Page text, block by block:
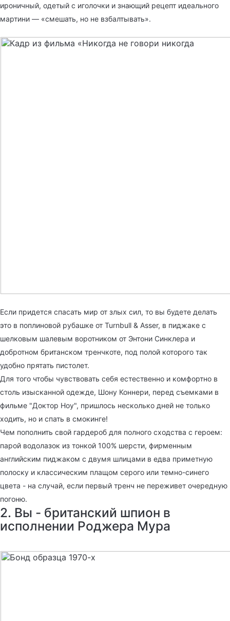
ироничный, одетый с иголочки и знающий рецепт идеального
мартини — «смешать, но не взбалтывать».
Если придется спасать мир от злых сил, то вы будете делать
это в поплиновой рубашке от Turnbull & Asser, в пиджаке с
шелковым шалевым воротником от Энтони Синклера и
добротном британском тренчкоте, под полой которого так
удобно прятать пистолет.
Для того чтобы чувствовать себя естественно и комфортно в
столь изысканной одежде, Шону Коннери, перед съемками в
фильме "Доктор Ноу", пришлось несколько дней не только
ходить, но и спать в смокинге!
Чем пополнить свой гардероб для полного сходства с героем:
парой водолазок из тонкой 100% шерсти, фирменным
английским пиджаком с двумя шлицами в едва приметную
полоску и классическим плащом серого или темно-синего
цвета - на случай, если первый тренч не переживет очередную
погоню.
2. Вы - британский шпион в
исполнении Роджера Мура